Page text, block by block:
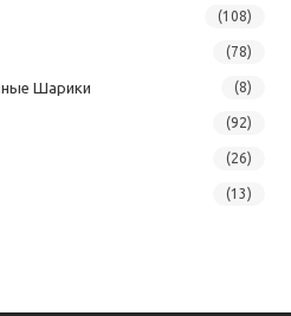
(108)
(78)
Шарики (8)
(92)
(26)
(13)